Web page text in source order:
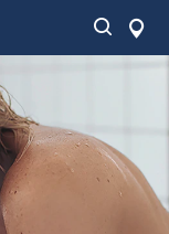
Buscar